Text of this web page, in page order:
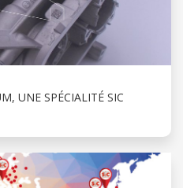
UNE SPÉCIALITÉ SIC